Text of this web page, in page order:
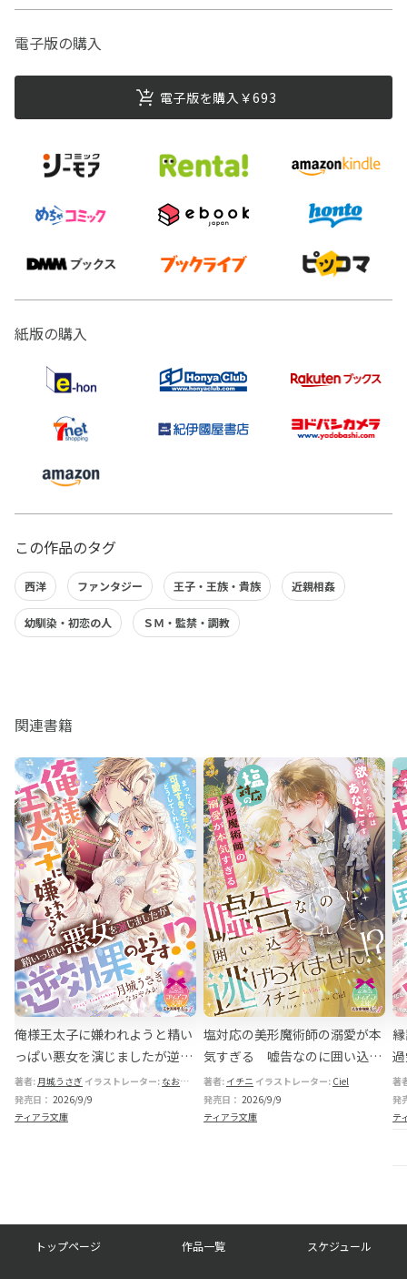
電子版の購入
電子版を購入￥693
紙版の購入
この作品のタグ
西洋 ファンタジー 王子・王族・貴族 近親相姦
幼馴染・初恋の人 ＳＭ・監禁・調教
関連書籍
俺様王太子に嫌われようと精い
っぱい悪女を演じましたが逆効
果のようです!?
著者:月城うさぎ イラストレーター: なおやみか
発売日： 2026/9/9
ティアラ文庫
塩対応の美形魔術師の溺愛が本
気すぎる 嘘告なのに囲い込ま
れて逃げられません!?
著者: イチニ イラストレーター: Ciel
発売日： 2026/9/9
ティアラ文庫
著
発
テ
トップページ 作品一覧 スケジュール